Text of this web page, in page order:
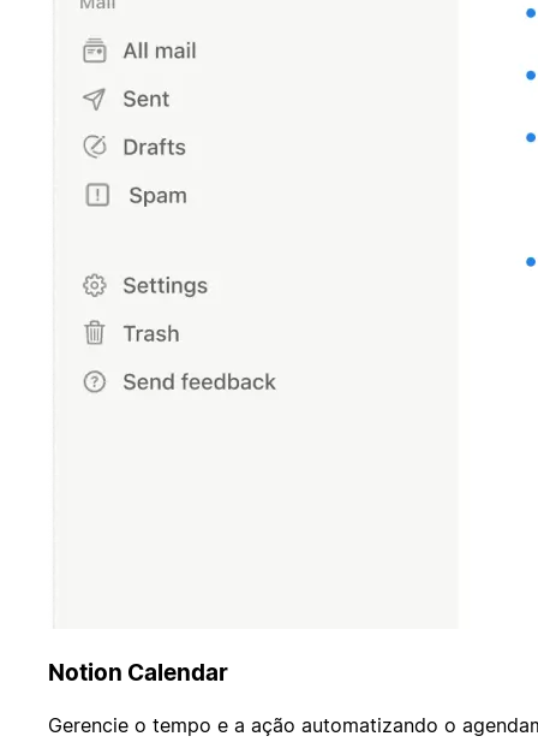
Notion Calendar
Gerencie o tempo e a ação automatizando o